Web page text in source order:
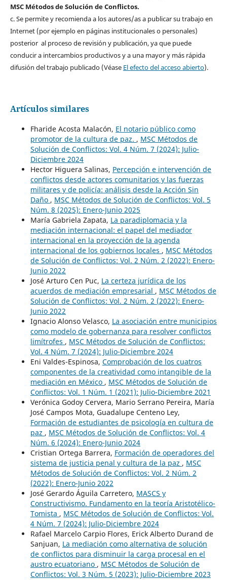
MSC Métodos de Solución de Conflictos.
c. Se permite y recomienda a los autores/as a publicar su trabajo en
Internet (por ejemplo en páginas institucionales o personales)
posterior al proceso de revisión y publicación, ya que puede
conducir a intercambios productivos y a una mayor y más rápida
difusión del trabajo publicado (Véase El efecto del acceso abierto).
Artículos similares
Fharide Acosta Malacón, El notario público como
promotor de la cultura de paz. , MSC Métodos de
Solución de Conflictos: Vol. 4 Núm. 7 (2024): Julio-
Diciembre 2024
Hector Higuera Salinas, Percepción e intervención de
conflictos desde actores comunitarios y las fuerzas
militares y de policía: análisis desde la Acción Sin
Daño , MSC Métodos de Solución de Conflictos: Vol. 5
Núm. 8 (2025): Enero-Junio 2025
María Gabriela Zapata, La paradiplomacia y la
mediación internacional: el papel del mediador
internacional en la proyección de la agenda
internacional de los gobiernos locales , MSC Métodos
de Solución de Conflictos: Vol. 2 Núm. 2 (2022): Enero-
Junio 2022
José Arturo Cen Puc, La certeza jurídica de los
acuerdos de mediación empresarial , MSC Métodos de
Solución de Conflictos: Vol. 2 Núm. 2 (2022): Enero-
Junio 2022
Ignacio Alonso Velasco, La asociación entre municipios
como modelo de gobernanza para resolver conflictos
limítrofes , MSC Métodos de Solución de Conflictos:
Vol. 4 Núm. 7 (2024): Julio-Diciembre 2024
Eni Valdes-Espinosa, Comprobación de los cuatros
componentes de la creatividad como intangible de la
mediación en México , MSC Métodos de Solución de
Conflictos: Vol. 1 Núm. 1 (2021): Julio-Diciembre 2021
Verónica Godoy Cervera, Mario Serrano Pereira, María
José Campos Mota, Guadalupe Centeno Ley,
Formación de estudiantes de psicología en cultura de
paz , MSC Métodos de Solución de Conflictos: Vol. 4
Núm. 6 (2024): Enero-Junio 2024
Cristian Ortega Barrera, Formación de operadores del
sistema de justicia penal y cultura de la paz , MSC
Métodos de Solución de Conflictos: Vol. 2 Núm. 2
(2022): Enero-Junio 2022
José Gerardo Águila Carretero, MASCS y
Constructivismo. Fundamento en la teoría Aristotélico-
Tomista , MSC Métodos de Solución de Conflictos: Vol.
4 Núm. 7 (2024): Julio-Diciembre 2024
Rafael Marcelo Carpio Flores, Erick Alberto Durand de
Sanjuan, La mediación como alternativa de solución
de conflictos para disminuir la carga procesal en el
austro ecuatoriano , MSC Métodos de Solución de
Conflictos: Vol. 3 Núm. 5 (2023): Julio-Diciembre 2023